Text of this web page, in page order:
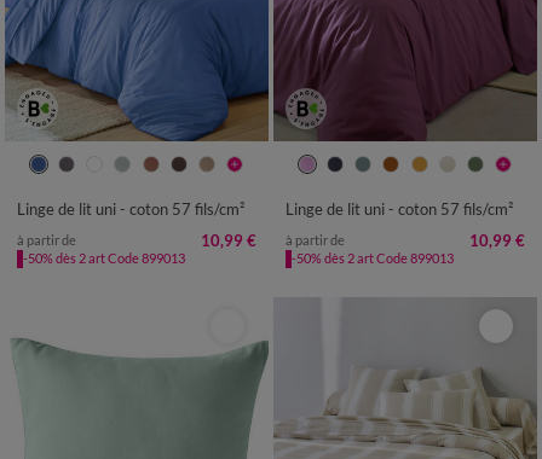
Linge de lit uni - coton 57 fils/cm²
à partir de 10,99 €
-50% dès 2 art Code 899013
Linge de lit uni - coton 57 fils/cm²
à partir de 10,99 €
-50% dès 2 art Code 899013